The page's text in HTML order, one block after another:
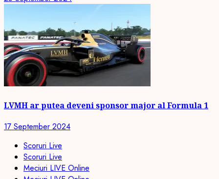
LVMH ar putea deveni sponsor major al Formula 1
17 September 2024
Scoruri Live
Scoruri Live
Meciuri LIVE Online